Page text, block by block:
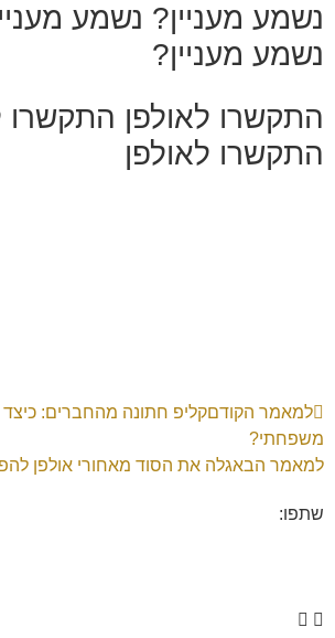
נשמע מעניין? נשמע
נשמע מעניין?
התקשרו לאולפן התקשרו
התקשרו לאולפן
למאמר הקודםקליפ חתונה מהחברים: כיצד
משפחתי?
למאמר הבאגלה את הסוד מאחורי אולפן
שתפו: